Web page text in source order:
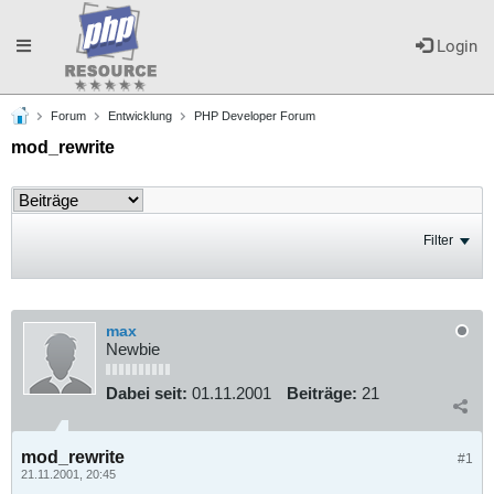
Login
Toggle
navigation
Forum Entwicklung PHP Developer Forum
mod_rewrite
Filter
max
Newbie
Dabei seit: 01.11.2001 Beiträge: 21
#1
mod_rewrite
21.11.2001, 20:45